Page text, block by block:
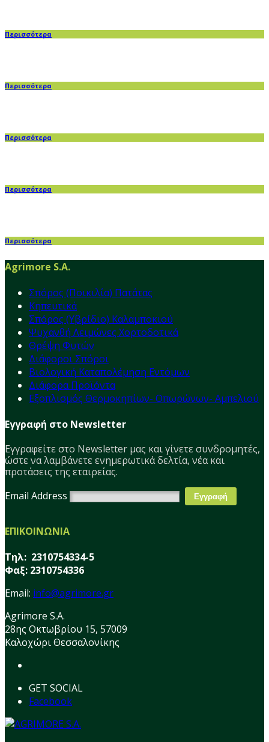
Περισσότερα
Περισσότερα
Περισσότερα
Περισσότερα
Περισσότερα
Agrimore S.A.
Σπόρος (Ποικιλία) Πατάτας
Κηπευτικά
Σπόρος (Υβρίδιο) Καλαμποκιού
Ψυχανθή Λειμώνες Χορτοδοτικά
Θρέψη Φυτών
Διάφοροι Σπόροι
Βιολογική Καταπολέμηση Εντόμων
Διάφορα Προϊόντα
Εξοπλισμός Θερμοκηπίων- Οπωρώνων- Αμπελιού
Εγγραφή στο Newsletter
Εγγραφείτε στο Νewsletter μας και γίνετε συνδρομητές,
ώστε να λαμβάνετε ενημερωτικά δελτία, νέα και
προτάσεις της εταιρείας.
Email Address
ΕΠΙΚΟΙΝΩΝΙΑ
Τηλ: 2310754334-5
Φαξ: 2310754336
Email: info@agrimore.gr
Agrimore S.A.
28ης Οκτωβρίου 15, 57009
Καλοχώρι Θεσσαλονίκης
GET SOCIAL
Facebook